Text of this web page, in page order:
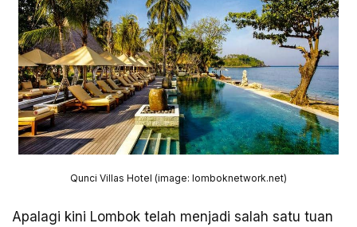
Qunci Villas Hotel (image: lomboknetwork.net)
Apalagi kini Lombok telah menjadi salah satu tuan